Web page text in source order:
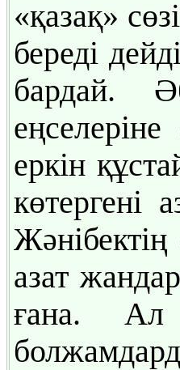
«қазақ»
береді
бардай.
еркін
көтергені
азат
ғана. Ал